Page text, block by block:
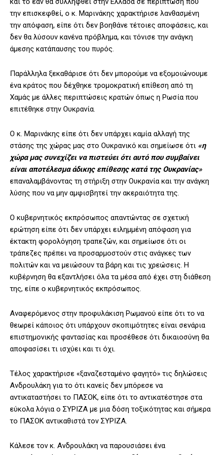
την επισκεφθεί, ο κ. Μαρινάκης χαρακτήρισε λανθασμένη
την απόφαση, είπε ότι δεν βοηθάνε τέτοιες αποφάσεις, και
δεν θα λύσουν κανένα πρόβλημα, και τόνισε την ανάγκη
άμεσης κατάπαυσης του πυρός.
Παράλληλα ξεκαθάρισε ότι δεν μπορούμε να εξομοιώνουμε
ένα κράτος που δέχθηκε τρομοκρατική επίθεση από τη
Χαμάς με άλλες περιπτώσεις κρατών όπως η Ρωσία που
επιτέθηκε στην Ουκρανία.
Ο κ. Μαρινάκης είπε ότι δεν υπάρχει καμία αλλαγή της
στάσης της χώρας μας στο Ουκρανικό και σημείωσε ότι «η
χώρα μας συνεχίζει να πιστεύει ότι αυτό που συμβαίνει
είναι αποτέλεσμα άδικης επίθεσης κατά της Ουκρανίας»
επαναλαμβάνοντας τη στήριξη στην Ουκρανία και την ανάγκη
λύσης που να μην αμφισβητεί την ακεραιότητα της.
Ο κυβερνητικός εκπρόσωπος απαντώντας σε σχετική
ερώτηση είπε ότι δεν υπάρχει ειλημμένη απόφαση για
έκτακτη φορολόγηση τραπεζών, και σημείωσε ότι οι
τράπεζες πρέπει να προσαρμοστούν στις ανάγκες των
πολιτών και να μειώσουν τα βάρη και τις χρεώσεις. Η
κυβέρνηση θα εξαντλήσει όλα τα μέσα από έχει στη διάθεση
της, είπε ο κυβερνητικός εκπρόσωπος.
Αναφερόμενος στην προφυλάκιση Ρωμανού είπε ότι το να
θεωρεί κάποιος ότι υπάρχουν σκοπιμότητες είναι σενάρια
επιστημονικής φαντασίας και προσέθεσε ότι δικαιοσύνη θα
αποφασίσει τι ισχύει και τι όχι.
Τέλος χαρακτήρισε «ξαναζεσταμένο φαγητό» τις δηλώσεις
Ανδρουλάκη για το ότι κανείς δεν μπόρεσε να
αντικαταστήσει το ΠΑΣΟΚ, είπε ότι το αντικατέστησε στα
εύκολα λόγια ο ΣΥΡΙΖΑ με μια δόση τοξικότητας και σήμερα
το ΠΑΣΟΚ αντικαθιστά τον ΣΥΡΙΖΑ.
Κάλεσε τον κ. Ανδρουλάκη να παρουσιάσει ένα